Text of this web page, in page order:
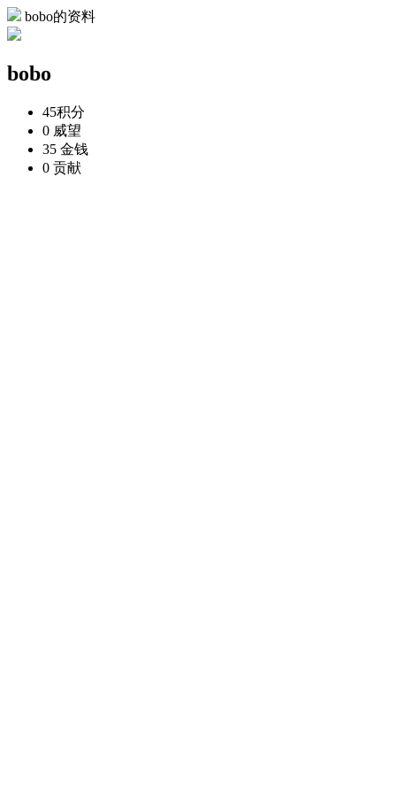
bobo的资料
bobo
45积分
0 威望
35 金钱
0 贡献